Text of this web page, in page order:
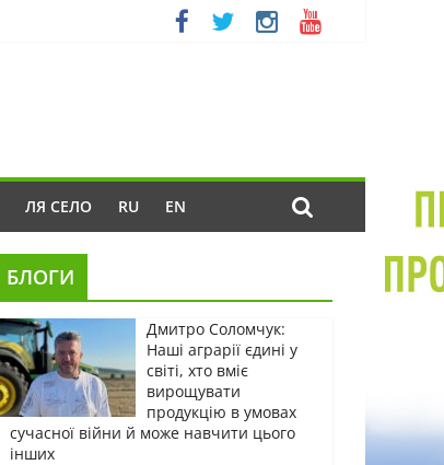
ЛЯ СЕЛО RU EN
БЛОГИ
Дмитро Соломчук:
Наші аграрії єдині у
світі, хто вміє
вирощувати
продукцію в умовах
сучасної війни й може навчити цього
інших